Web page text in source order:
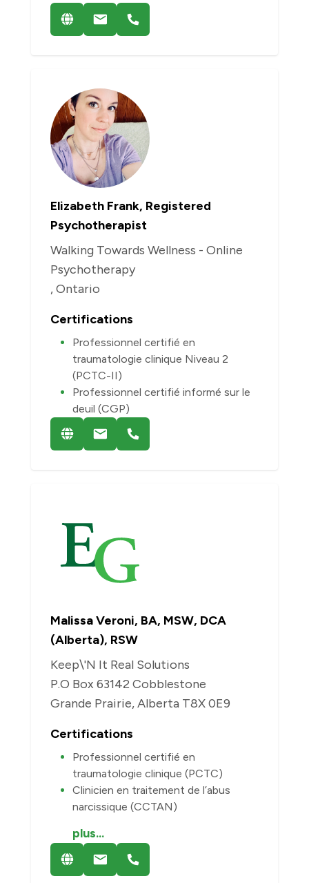
Elizabeth Frank, Registered
Psychotherapist
Walking Towards Wellness - Online
Psychotherapy
, Ontario
Certifications
Professionnel certifié en
traumatologie clinique Niveau 2
(PCTC-II)
Professionnel certifié informé sur le
deuil (CGP)
Malissa Veroni, BA, MSW, DCA
(Alberta), RSW
Keep\'N It Real Solutions
P.O Box 63142 Cobblestone
Grande Prairie, Alberta T8X 0E9
Certifications
Professionnel certifié en
traumatologie clinique (PCTC)
Clinicien en traitement de l’abus
narcissique (CCTAN)
plus...